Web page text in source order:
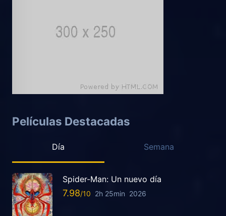
Películas Destacadas
Día Semana
Spider-Man: Un nuevo día
7.98 2h 25min 2026